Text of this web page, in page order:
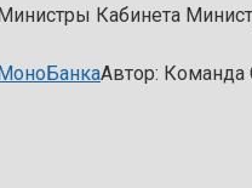
Кабинета
Автор: Команда